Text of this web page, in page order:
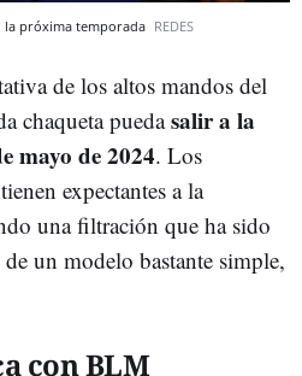
la próxima temporada REDES
de los altos mandos del
chaqueta puedasalir a la
mayo de 2024. Los
expectantes a la
una filtración que ha sido
un modelo bastante simple,
con BLM